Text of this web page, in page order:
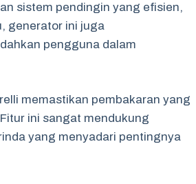
sistem pendingin yang efisien,
generator ini juga
pengguna dalam
memastikan pembakaran yang
ini sangat mendukung
yang menyadari pentingnya